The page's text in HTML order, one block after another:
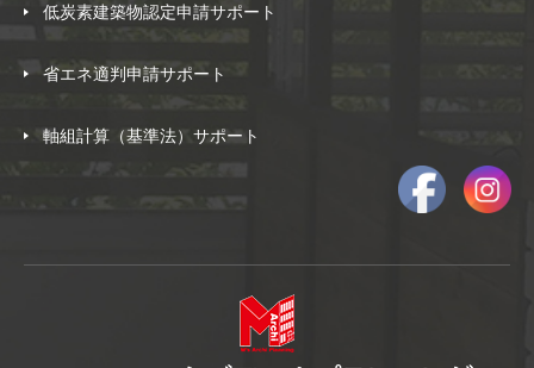
低炭素建築物認定申請サポート
省エネ適判申請サポート
軸組計算（基準法）サポート